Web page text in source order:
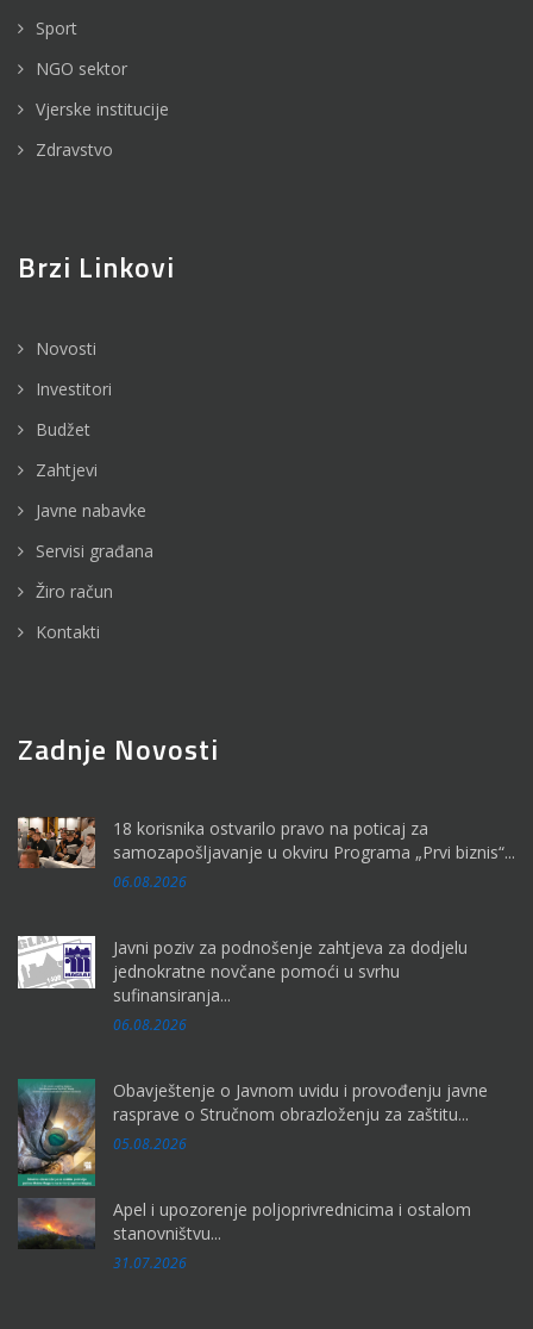
Sport
NGO sektor
Vjerske institucije
Zdravstvo
Brzi Linkovi
Novosti
Investitori
Budžet
Zahtjevi
Javne nabavke
Servisi građana
Žiro račun
Kontakti
Zadnje Novosti
18 korisnika ostvarilo pravo na poticaj za
samozapošljavanje u okviru Programa „Prvi biznis“...
06.08.2026
Javni poziv za podnošenje zahtjeva za dodjelu
jednokratne novčane pomoći u svrhu
sufinansiranja...
06.08.2026
Obavještenje o Javnom uvidu i provođenju javne
rasprave o Stručnom obrazloženju za zaštitu...
05.08.2026
Apel i upozorenje poljoprivrednicima i ostalom
stanovništvu...
31.07.2026